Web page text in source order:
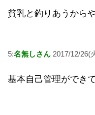
貧乳と釣りあうから
5:名無しさん 2017/12/26(
基本自己管理ができ